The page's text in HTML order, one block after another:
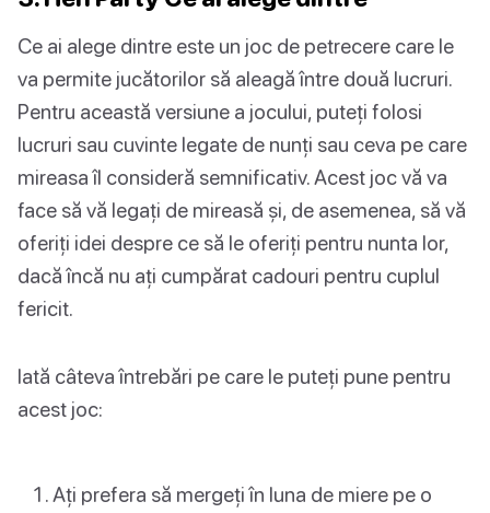
Ce ai alege dintre este un joc de petrecere care le
va permite jucătorilor să aleagă între două lucruri.
Pentru această versiune a jocului, puteți folosi
lucruri sau cuvinte legate de nunți sau ceva pe care
mireasa îl consideră semnificativ. Acest joc vă va
face să vă legați de mireasă și, de asemenea, să vă
oferiți idei despre ce să le oferiți pentru nunta lor,
dacă încă nu ați cumpărat cadouri pentru cuplul
fericit.
Iată câteva întrebări pe care le puteți pune pentru
acest joc:
Ați prefera să mergeți în luna de miere pe o